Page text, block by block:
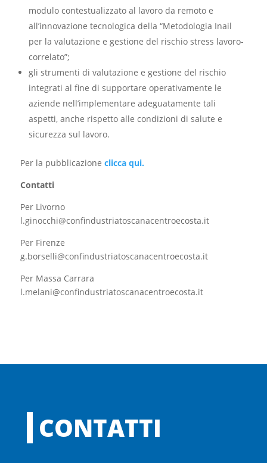
modulo contestualizzato al lavoro da remoto e
all’innovazione tecnologica della “Metodologia Inail
per la valutazione e gestione del rischio stress lavoro-
correlato”;
gli strumenti di valutazione e gestione del rischio
integrati al fine di supportare operativamente le
aziende nell’implementare adeguatamente tali
aspetti, anche rispetto alle condizioni di salute e
sicurezza sul lavoro.
Per la pubblicazione clicca qui.
Contatti
Per Livorno
l.ginocchi@confindustriatoscanacentroecosta.it
Per Firenze
g.borselli@confindustriatoscanacentroecosta.it
Per Massa Carrara
l.melani@confindustriatoscanacentroecosta.it
CONTATTI